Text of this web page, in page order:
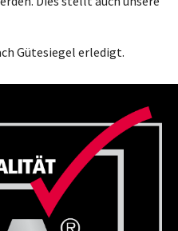
Gütesiegel erledigt.